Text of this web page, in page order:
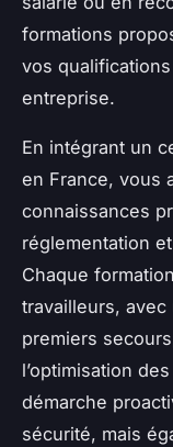
formations
vos
entreprise.
En intégrant un
en France, vous
connaissances
réglementation
Chaque
travailleurs,
premiers
l’optimisation
démarche
sécurité, mais